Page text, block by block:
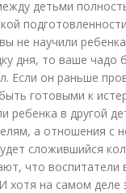
детьми
не научили
дня, то ваше чадо
Если он раньше
готовыми к
ребенка в другой
а отношения с
сложившийся
что воспитатели
хотя на самом деле